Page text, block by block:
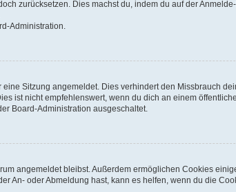
zurücksetzen. Dies machst du, indem du auf der
Administration.
Sitzung angemeldet. Dies verhindert den Missbrauch
ist nicht empfehlenswert, wenn du dich an einem
Board-Administration ausgeschaltet.
angemeldet bleibst. Außerdem ermöglichen Cookies
An- oder Abmeldung hast, kann es helfen, wenn du die